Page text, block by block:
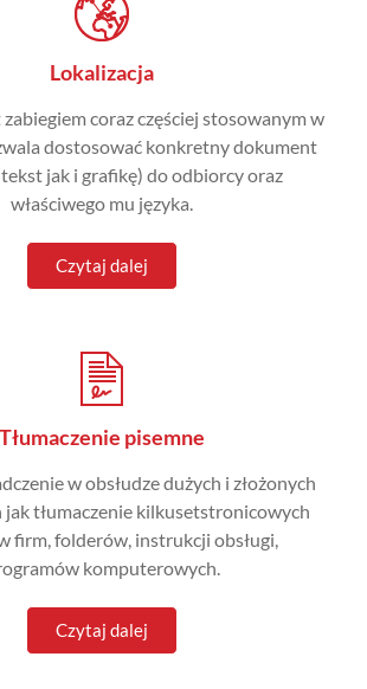
Lokalizacja
coraz częściej stosowanym w
dostosować konkretny dokument
jak i grafikę) do odbiorcy oraz
właściwego mu języka.
Czytaj dalej
Tłumaczenie pisemne
w obsłudze dużych i złożonych
jak tłumaczenie kilkusetstronicowych
firm, folderów, instrukcji obsługi,
komputerowych.
Czytaj dalej